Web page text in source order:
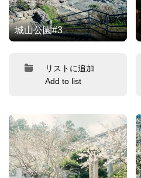
城山公園#3
リストに追加
Add to list